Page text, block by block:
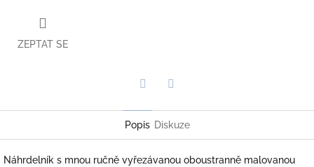
ZEPTAT SE
Popis Diskuze
Náhrdelník s mnou ručně vyřezávanou oboustranně malovanou